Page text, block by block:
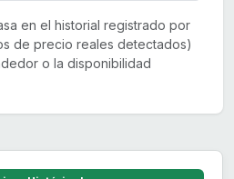
en el historial registrado por
de precio reales detectados)
o la disponibilidad